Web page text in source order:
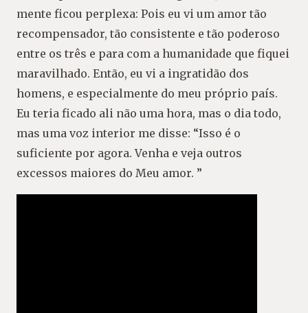
mente ficou perplexa: Pois eu vi um amor tão
recompensador, tão consistente e tão poderoso
entre os três e para com a humanidade que fiquei
maravilhado. Então, eu vi a ingratidão dos
homens, e especialmente do meu próprio país.
Eu teria ficado ali não uma hora, mas o dia todo,
mas uma voz interior me disse: “Isso é o
suficiente por agora. Venha e veja outros
excessos maiores do Meu amor. ”